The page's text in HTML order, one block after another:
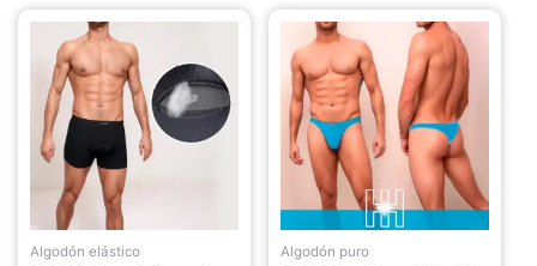
Algodón elástico
Este
tiene
múltiples
variantes.
pueden
Algodón puro
Este
producto
tiene
múltiples
variantes.
Las
opciones
se
pueden